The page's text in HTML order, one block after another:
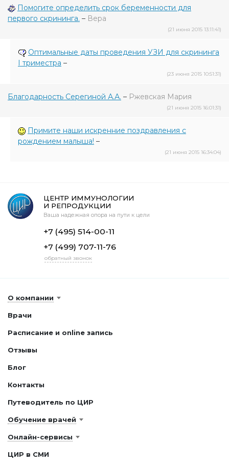
Помогите определить срок беременности для
первого скрининга. – Вера
(21 июня 2015 13:11:41)
Оптимальные даты проведения УЗИ для скрининга
I триместра –
(23 июня 2015 10:51:31)
Благодарность Серегиной А.А. – Ржевская Мария
(21 июня 2015 16:01:31)
Примите наши искренние поздравления с
рождением малыша! –
(21 июня 2015 16:34:04)
ЦЕНТР ИММУНОЛОГИИ
И РЕПРОДУКЦИИ
Ваша надежная опора на пути к цели
+7 (495) 514-00-11
+7 (499) 707-11-76
обратный звонок
О компании
Врачи
Расписание и online запись
Отзывы
Блог
Контакты
Путеводитель по ЦИР
Обучение врачей
Онлайн-сервисы
ЦИР в СМИ